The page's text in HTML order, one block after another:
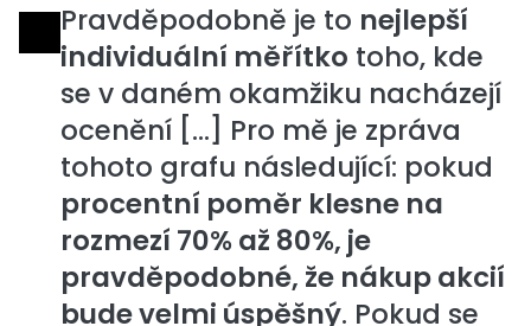
Pravděpodobně je to nejlepší
individuální měřítko toho, kde
se v daném okamžiku nacházejí
ocenění [...] Pro mě je zpráva
tohoto grafu následující: pokud
procentní poměr klesne na
rozmezí 70% až 80%, je
pravděpodobné, že nákup akcií
bude velmi úspěšný. Pokud se